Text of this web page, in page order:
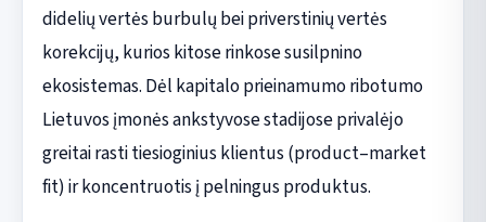
didelių vertės burbulų bei priverstinių vertės
korekcijų, kurios kitose rinkose susilpnino
ekosistemas. Dėl kapitalo prieinamumo ribotumo
Lietuvos įmonės ankstyvose stadijose privalėjo
greitai rasti tiesioginius klientus (product–market
fit) ir koncentruotis į pelningus produktus.